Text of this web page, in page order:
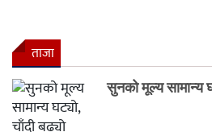
ताजा
सुनको मूल्य सामान्य